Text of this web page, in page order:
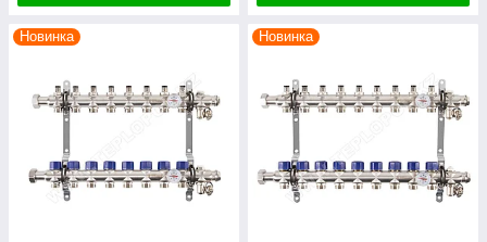
Новинка Новинка